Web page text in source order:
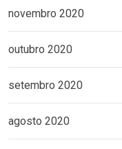
novembro 2020
outubro 2020
setembro 2020
agosto 2020